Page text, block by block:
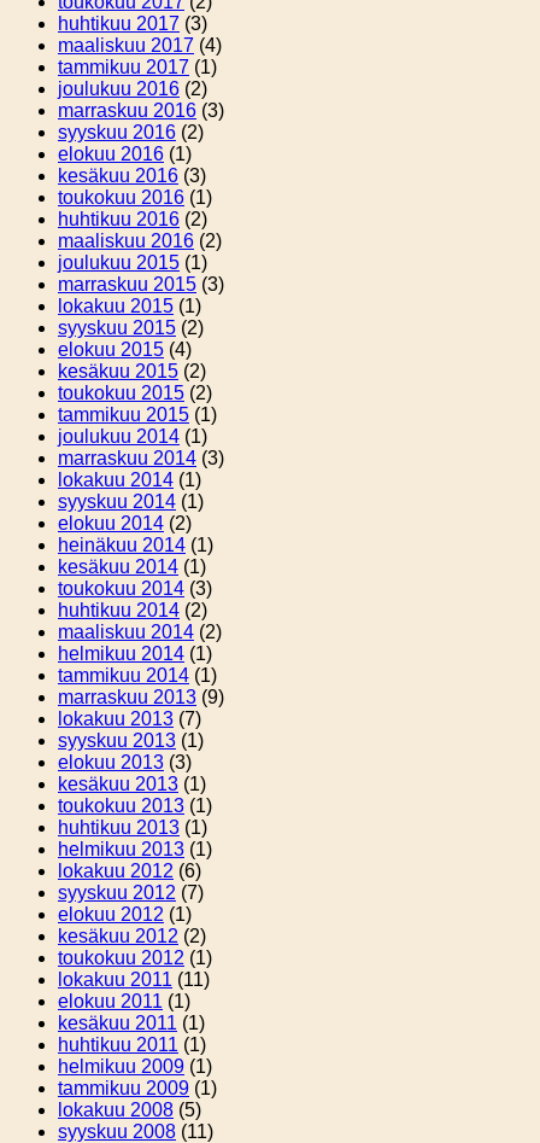
huhtikuu 2017 (3)
maaliskuu 2017 (4)
tammikuu 2017 (1)
joulukuu 2016 (2)
marraskuu 2016 (3)
syyskuu 2016 (2)
elokuu 2016 (1)
kesäkuu 2016 (3)
toukokuu 2016 (1)
huhtikuu 2016 (2)
maaliskuu 2016 (2)
joulukuu 2015 (1)
marraskuu 2015 (3)
lokakuu 2015 (1)
syyskuu 2015 (2)
elokuu 2015 (4)
kesäkuu 2015 (2)
toukokuu 2015 (2)
tammikuu 2015 (1)
joulukuu 2014 (1)
marraskuu 2014 (3)
lokakuu 2014 (1)
syyskuu 2014 (1)
elokuu 2014 (2)
heinäkuu 2014 (1)
kesäkuu 2014 (1)
toukokuu 2014 (3)
huhtikuu 2014 (2)
maaliskuu 2014 (2)
helmikuu 2014 (1)
tammikuu 2014 (1)
marraskuu 2013 (9)
lokakuu 2013 (7)
syyskuu 2013 (1)
elokuu 2013 (3)
kesäkuu 2013 (1)
toukokuu 2013 (1)
huhtikuu 2013 (1)
helmikuu 2013 (1)
lokakuu 2012 (6)
syyskuu 2012 (7)
elokuu 2012 (1)
kesäkuu 2012 (2)
toukokuu 2012 (1)
lokakuu 2011 (11)
elokuu 2011 (1)
kesäkuu 2011 (1)
huhtikuu 2011 (1)
helmikuu 2009 (1)
tammikuu 2009 (1)
lokakuu 2008 (5)
syyskuu 2008 (11)